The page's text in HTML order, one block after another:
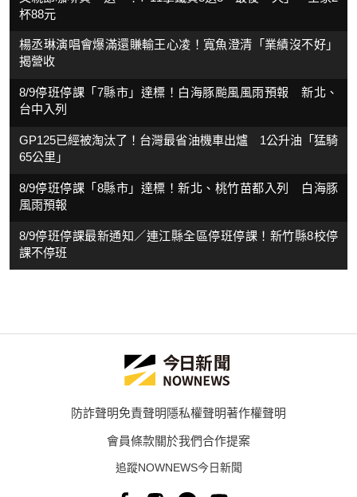
杯88元
楊丞琳演唱會爆滿還賺輸王心凌！寬魚澄清「業績沒不好」
揭營收
8/9停班停課「7縣市」達標！白海豚颱風風雨預報 新北、
台中入列
GP125已經被淘汰了！台灣最省油機車出爐 1公升油「猛騎
65公里」
8/9停班停課「8縣市」達標！新北、桃竹苗都入列 白海豚
風雨預報
8/9停班停課最新通知／連江縣全區停班停課！新竹縣8校停
課不停班
防詐聲明免責聲明隱私權聲明著作權聲明
會員條款關於我們合作提案
追蹤NOWNEWS今日新聞